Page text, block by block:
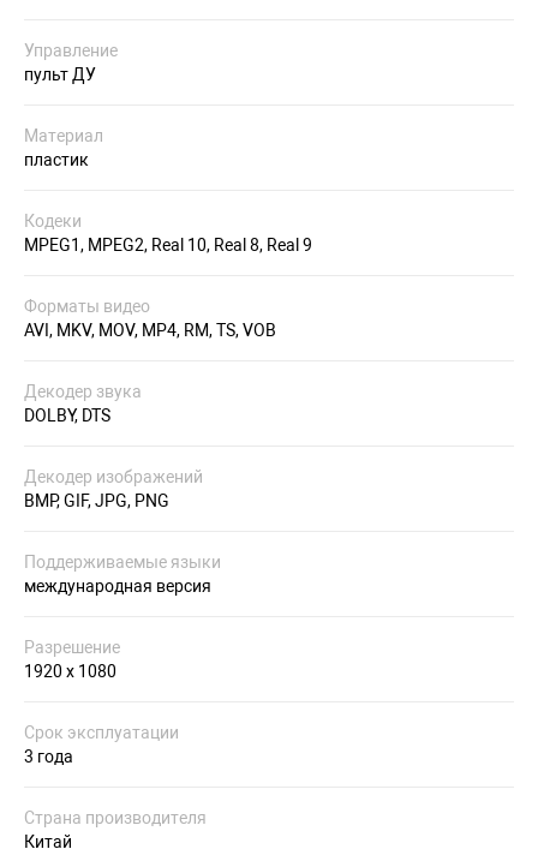
Управление
пульт ДУ
Материал
пластик
Кодеки
MPEG1, MPEG2, Real 10, Real 8, Real 9
Форматы видео
AVI, MKV, MOV, MP4, RM, TS, VOB
Декодер звука
DOLBY, DTS
Декодер изображений
BMP, GIF, JPG, PNG
Поддерживаемые языки
международная версия
Разрешение
1920 х 1080
Срок эксплуатации
3 года
Страна производителя
Китай